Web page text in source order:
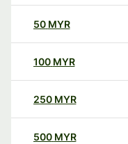
50 MYR
100 MYR
250 MYR
500 MYR